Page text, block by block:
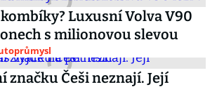
Luxusní Volva V90
s milionovou slevou
značku Češi neznají. Její